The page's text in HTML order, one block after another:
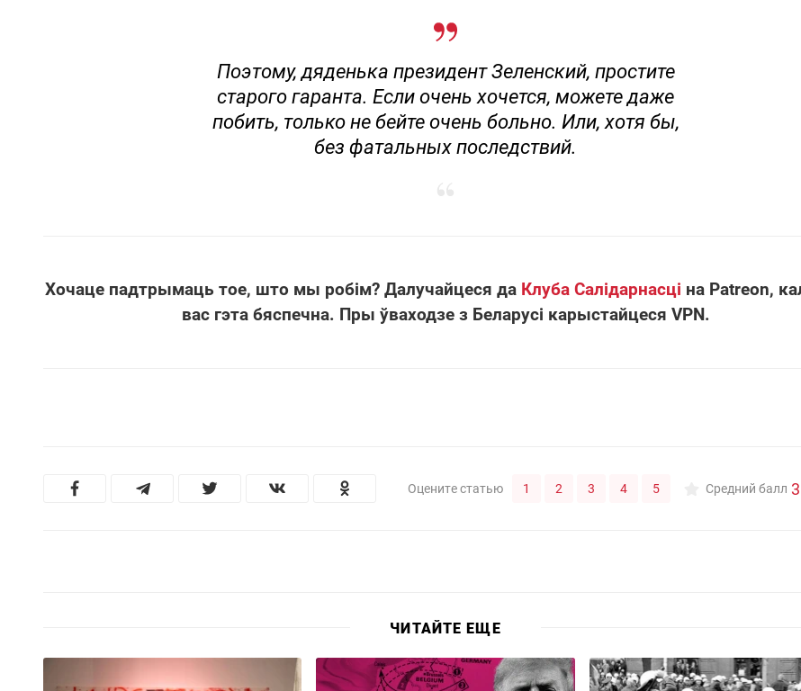
Поэтому, дяденька президент Зеленский, простите
старого гаранта. Если очень хочется, можете даже
побить, только не бейте очень больно. Или, хотя бы,
без фатальных последствий.
Хочаце падтрымаць тое, што мы робім? Далучайцеся да Клуба Салідарнасці на Patreon,
вас гэта бяспечна. Пры ўваходзе з Беларусі карыстайцеся VPN.
Оцените статью 1 2 3 4 5 Средний балл
ЧИТАЙТЕ ЕЩЕ